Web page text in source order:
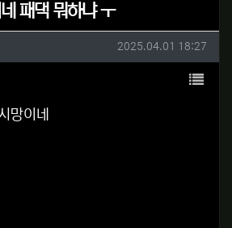
패댁 뭐하냐 ㅜ
작성일
2025.04.01 18:27
목록
망이네